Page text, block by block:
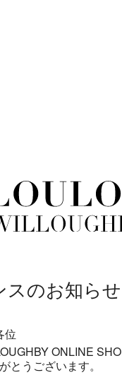
のお知らせ
位
ONLINE
とうございます。